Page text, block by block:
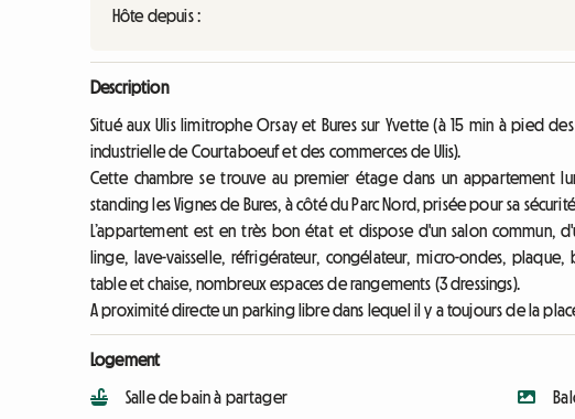
Hôte depuis :
Description
Situé aux Ulis limitrophe Orsay et Bures sur Yvette (à 15 min à pied
industrielle de Courtaboeuf et des commerces de Ulis).
Cette chambre se trouve au premier étage dans un appartement
standing les Vignes de Bures, à côté du Parc Nord, prisée pour sa
L’appartement est en très bon état et dispose d'un salon commun,
linge, lave-vaisselle, réfrigérateur, congélateur, micro-ondes,
table et chaise, nombreux espaces de rangements (3 dressings).
A proximité directe un parking libre dans lequel il y a toujours de la
Logement
Salle de bain à partager